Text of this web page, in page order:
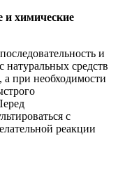
и химические
и
средств
а при необходимости
с
реакции